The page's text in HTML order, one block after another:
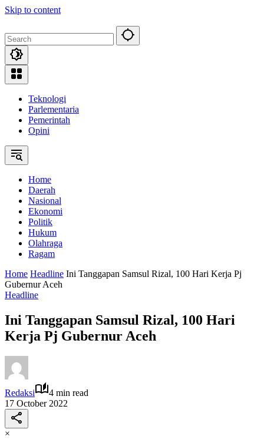
Skip to content
Teknologi
Parlementaria
Pemerintah
Opini
Home
Daerah
Nasional
Ekonomi
Politik
Hukum
Olahraga
Ragam
Home Headline Ini Tanggapan Samsul Rizal, 100 Hari Kerja Pj
Gubernur Aceh
Headline
Ini Tanggapan Samsul Rizal, 100 Hari
Kerja Pj Gubernur Aceh
Redaksi
4 min read
17 October 2022
×